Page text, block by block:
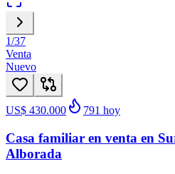
1/37
Venta
Nuevo
US$ 430.000 791 hoy
Casa familiar en venta en
Alborada